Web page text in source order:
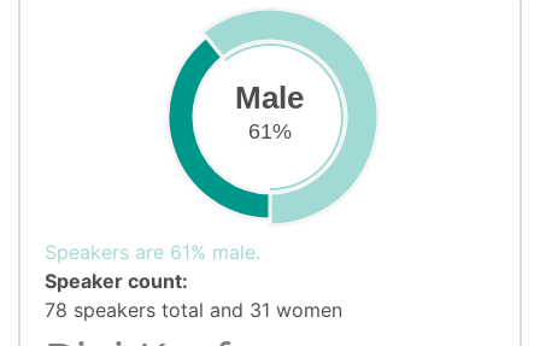
Male
61%
Speakers are 61% male.
Speaker count:
78 speakers total and 31 women